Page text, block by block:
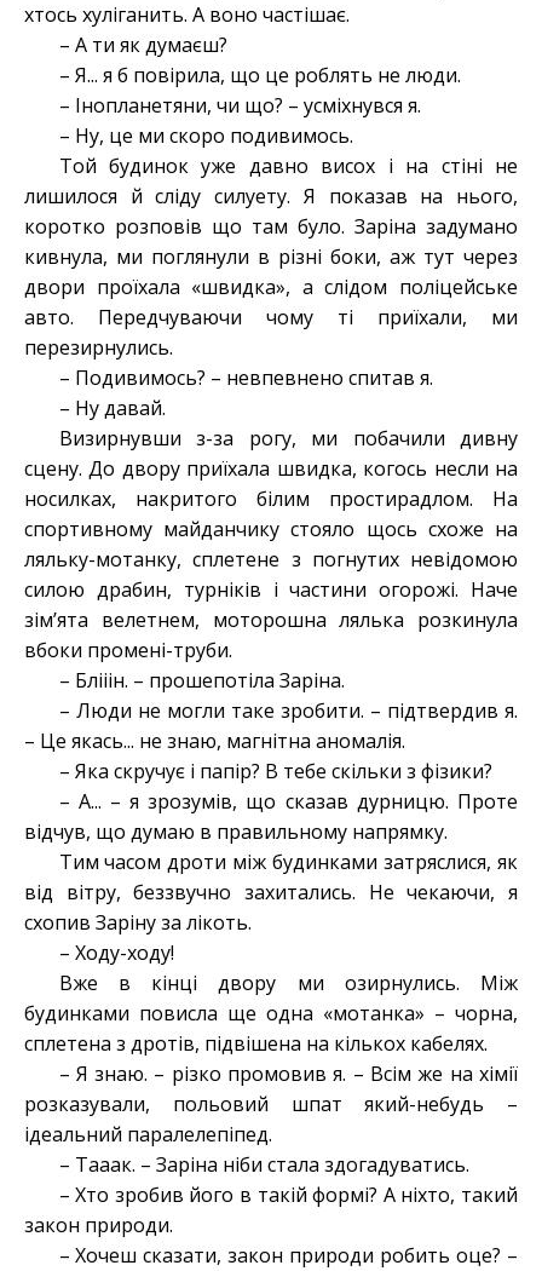
хтось хуліганить. А воно частішає.
– А ти як думаєш?
– Я... я б повірила, що це роблять не люди.
– Інопланетяни, чи що? – усміхнувся я.
– Ну, це ми скоро подивимось.
Той будинок уже давно висох і на стіні не
лишилося й сліду силуету. Я показав на нього,
коротко розповів що там було. Заріна задумано
кивнула, ми поглянули в різні боки, аж тут через
двори проїхала «швидка», а слідом поліцейське
авто. Передчуваючи чому ті приїхали, ми
перезирнулись.
– Подивимось? – невпевнено спитав я.
– Ну давай.
Визирнувши з-за рогу, ми побачили дивну
сцену. До двору приїхала швидка, когось несли на
носилках, накритого білим простирадлом. На
спортивному майданчику стояло щось схоже на
ляльку-мотанку, сплетене з погнутих невідомою
силою драбин, турніків і частини огорожі. Наче
зім’ята велетнем, моторошна лялька розкинула
вбоки промені-труби.
– Блііін. – прошепотіла Заріна.
– Люди не могли таке зробити. – підтвердив я.
– Це якась... не знаю, магнітна аномалія.
– Яка скручує і папір? В тебе скільки з фізики?
– А... – я зрозумів, що сказав дурницю. Проте
відчув, що думаю в правильному напрямку.
Тим часом дроти між будинками затряслися, як
від вітру, беззвучно захитались. Не чекаючи, я
схопив Заріну за лікоть.
– Ходу-ходу!
Вже в кінці двору ми озирнулись. Між
будинками повисла ще одна «мотанка» – чорна,
сплетена з дротів, підвішена на кількох кабелях.
– Я знаю. – різко промовив я. – Всім же на хімії
розказували, польовий шпат який-небудь –
ідеальний паралелепіпед.
– Тааак. – Заріна ніби стала здогадуватись.
– Хто зробив його в такій формі? А ніхто, такий
закон природи.
– Хочеш сказати, закон природи робить оце? –